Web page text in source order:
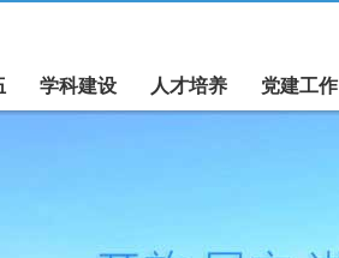
学科建设 人才培养 党建工作